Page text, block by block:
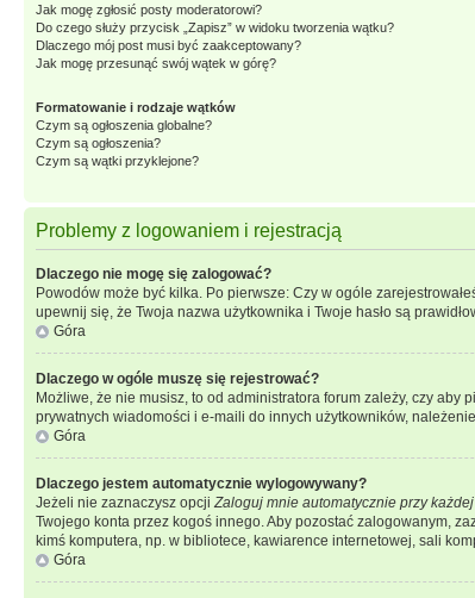
Jak mogę zgłosić posty moderatorowi?
Do czego służy przycisk „Zapisz” w widoku tworzenia wątku?
Dlaczego mój post musi być zaakceptowany?
Jak mogę przesunąć swój wątek w górę?
Formatowanie i rodzaje wątków
Czym są ogłoszenia globalne?
Czym są ogłoszenia?
Czym są wątki przyklejone?
Problemy z logowaniem i rejestracją
Dlaczego nie mogę się zalogować?
Powodów może być kilka. Po pierwsze: Czy w ogóle
upewnij się, że Twoja nazwa użytkownika i Twoje hasło są
Góra
Dlaczego w ogóle muszę się rejestrować?
Możliwe, że nie musisz, to od administratora forum zależy, czy
prywatnych wiadomości i e-maili do innych użytkowników,
Góra
Dlaczego jestem automatycznie wylogowywany?
Jeżeli nie zaznaczysz opcjiZaloguj mnie automatycznie przy
Twojego konta przez kogoś innego. Aby pozostać zalogowanym,
kimś komputera, np. w bibliotece, kawiarence internetowej, sali
Góra